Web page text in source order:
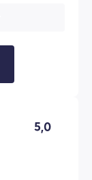
5,0